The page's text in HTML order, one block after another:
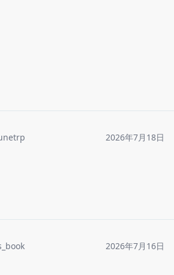
2026年7月18日
2026年7月16日